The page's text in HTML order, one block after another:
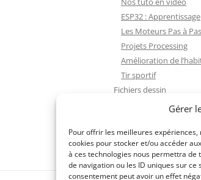
Gérer
Pour offrir les meilleures
cookies pour stocker et/ou accéder
à ces technologies nous permettra
de navigation ou les ID uniques sur
consentement peut avoir un effet
ESP32 : Apprentissage
Les Moteurs Pas à Pas
Projets Processing
Amélioration de
Tir sportif
Fichiers dessin
Fichiers dessin